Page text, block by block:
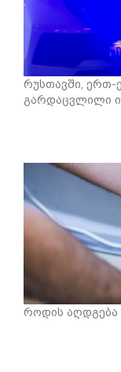
რუსთავში, ერთ-
გარდაცვლილი
როდის აღდგება